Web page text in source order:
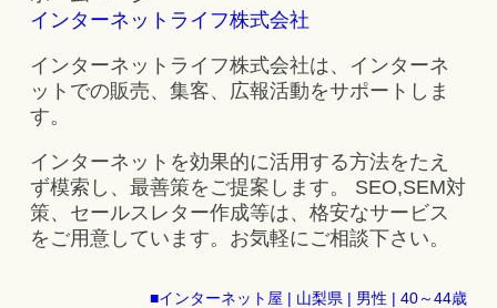
インターネットライフ株式会社
インターネットライフ株式会社は、インターネ
ットでの販売、集客、広報活動をサポートしま
す。
インターネットを効果的に活用する方法をたえ
ず模索し、最善策をご提案します。 SEO,SEM対
策、セールスレター作成等は、格安なサービス
をご用意しています。お気軽にご相談下さい。
■インターネット屋 | 山梨県 | 男性 | 40～44歳